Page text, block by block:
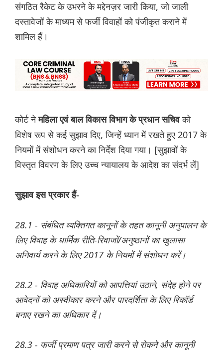
संगठित रैकेट के उभरने के मद्देनज़र जारी किया, जो जाली
दस्तावेजों के माध्यम से फर्जी विवाहों को पंजीकृत कराने में
शामिल हैं।
कोर्ट नेमहिला एवं बाल विकास विभाग के प्रधान सचिवको
विशेष रूप से कई सुझाव दिए, जिन्हें ध्यान में रखते हुए 2017 के
नियमों में संशोधन करने का निर्देश दिया गया। [सुझावों के
विस्तृत विवरण के लिए उच्च न्यायालय के आदेश का संदर्भ लें]
सुझाव इस प्रकार हैं-
28.1 - संबंधित व्यक्तिगत कानूनों के तहत कानूनी अनुपालन के
लिए विवाह के धार्मिक रीति-रिवाजों/अनुष्ठानों का खुलासा
अनिवार्य करने के लिए 2017 के नियमों में संशोधन करें।
28.2 - विवाह अधिकारियों को आपत्तियां उठाने, संदेह होने पर
आवेदनों को अस्वीकार करने और पारदर्शिता के लिए रिकॉर्ड
बनाए रखने का अधिकार दें।
28.3 - फर्जी प्रमाण पत्र जारी करने से रोकने और कानूनी